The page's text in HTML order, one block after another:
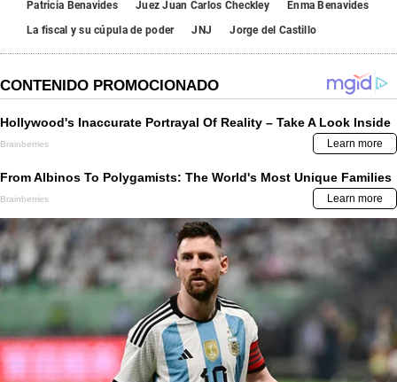
Patricia Benavides Juez Juan Carlos Checkley
Enma Benavides
La fiscal y su cúpula de poder
JNJ Jorge del Castillo